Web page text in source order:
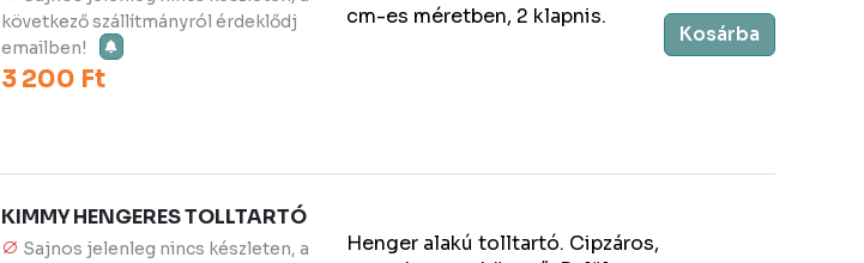
következő szállítmányról érdeklődj
emailben!
3 200 Ft
cm-es méretben, 2 klapnis.
Kosárba
KIMMY HENGERES TOLLTARTÓ
Sajnos jelenleg nincs készleten, a
Henger alakú tolltartó. Cipzáros,